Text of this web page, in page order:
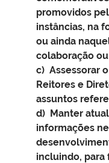
promovidos
instâncias, na
ou ainda
colaboração
c) Assessorar
Reitores e
assuntos
d) Manter
informações
incluindo, para